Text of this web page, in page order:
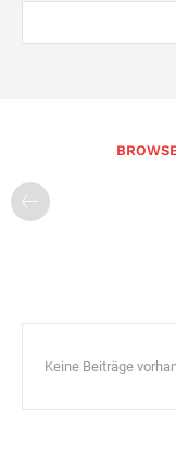
Keine Beiträge